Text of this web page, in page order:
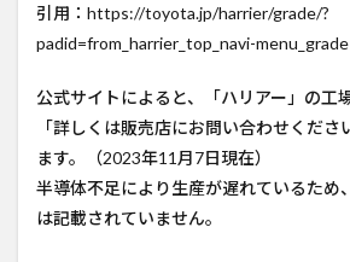
引用：https://toyota.jp/harrier/grade/?
padid=from_harrier_top_navi-menu_grade
公式サイトによると、「ハリアー」の工
「詳しくは販売店にお問い合わせくださ
ます。（2023年11月7日現在）
半導体不足により生産が遅れているため
は記載されていません。